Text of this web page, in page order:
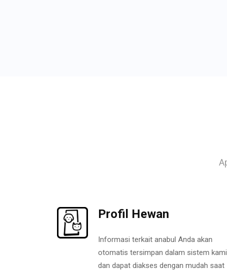
Profil Hewan
Informasi terkait anabul Anda akan
otomatis tersimpan dalam sistem kami
dan dapat diakses dengan mudah saat